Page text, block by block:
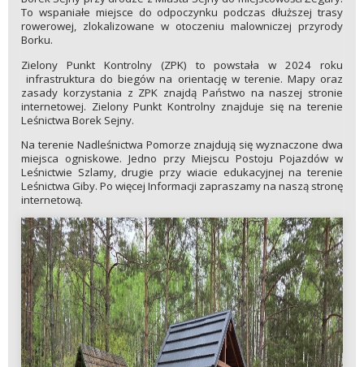
To wspaniałe miejsce do odpoczynku podczas dłuższej trasy
rowerowej, zlokalizowane w otoczeniu malowniczej przyrody
Borku.
Zielony Punkt Kontrolny (ZPK) to powstała w 2024 roku
infrastruktura do biegów na orientację w terenie. Mapy oraz
zasady korzystania z ZPK znajdą Państwo na naszej stronie
internetowej. Zielony Punkt Kontrolny znajduje się na terenie
Leśnictwa Borek Sejny.
Na terenie Nadleśnictwa Pomorze znajdują się wyznaczone dwa
miejsca ogniskowe. Jedno przy Miejscu Postoju Pojazdów w
Leśnictwie Szlamy, drugie przy wiacie edukacyjnej na terenie
Leśnictwa Giby. Po więcej Informacji zapraszamy na naszą stronę
internetową.